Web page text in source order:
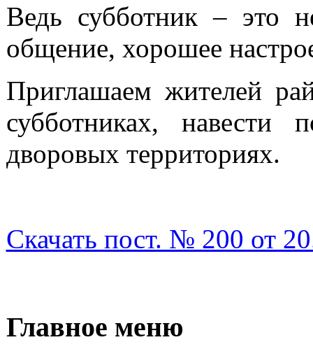
Ведь субботник – это
общение, хорошее
Приглашаем жителей
субботниках,
дворовых территориях.
Скачать пост. № 200 от
Главное меню